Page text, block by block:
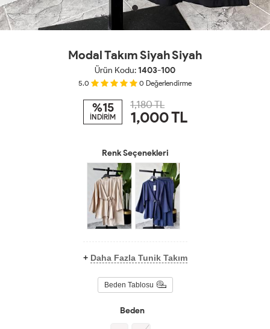
Modal Takım Siyah Siyah
Ürün Kodu:1403-100
5.0 0 Değerlendirme
%15
İNDİRİM
1,180 TL
1,000TL
Renk Seçenekleri
+ Daha Fazla Tunik Takım
Beden Tablosu
Beden